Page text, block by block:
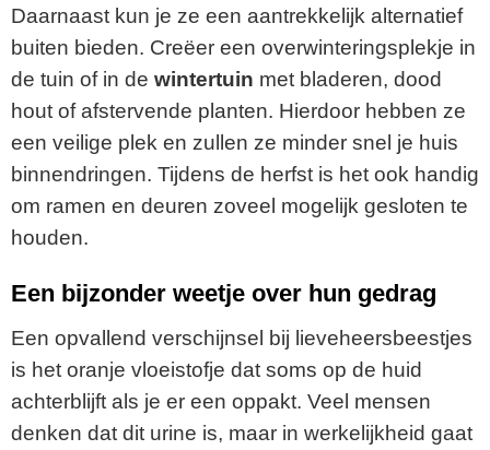
Daarnaast kun je ze een aantrekkelijk alternatief
buiten bieden. Creëer een overwinteringsplekje in
de tuin of in de wintertuin met bladeren, dood
hout of afstervende planten. Hierdoor hebben ze
een veilige plek en zullen ze minder snel je huis
binnendringen. Tijdens de herfst is het ook handig
om ramen en deuren zoveel mogelijk gesloten te
houden.
Een bijzonder weetje over hun gedrag
Een opvallend verschijnsel bij lieveheersbeestjes
is het oranje vloeistofje dat soms op de huid
achterblijft als je er een oppakt. Veel mensen
denken dat dit urine is, maar in werkelijkheid gaat